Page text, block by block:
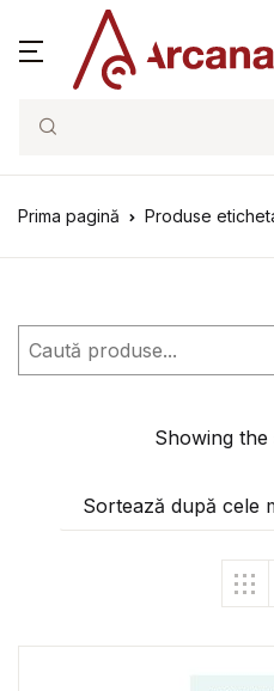
Search
Prima pagină Produse
Caută
Showing
Sortează după cele